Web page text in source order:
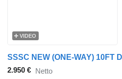
VIDEO
2.950 € Netto